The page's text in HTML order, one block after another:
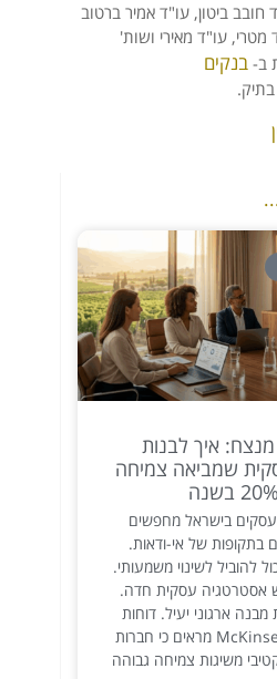
ביטון, עו"ד אמיר ברטוב
עו"ד מאירי ושות'
ב- בנקים
מנצח: איך לבנות
שמביאה צמיחה
עסקים בישראל מחפשים
בתקופות של אי-ודאות.
להוביל לשינוי משמעותי.
אסטרטגיה עסקית חדה.
מבנה ארגוני יעיל. דוחות
של Deloitte ו-McKinsey מראים כי חברות
משיגות צמיחה גבוהה